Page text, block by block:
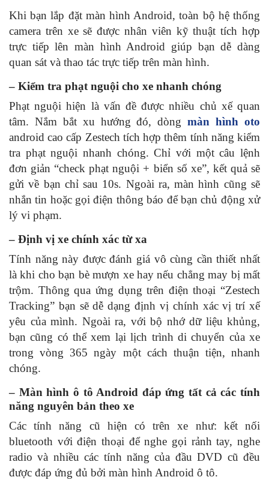
Khi bạn lắp đặt màn hình Android, toàn bộ hệ thống
camera trên xe sẽ được nhân viên kỹ thuật tích hợp
trực tiếp lên màn hình Android giúp bạn dễ dàng
quan sát và thao tác trực tiếp trên màn hình.
– Kiểm tra phạt nguội cho xe nhanh chóng
Phạt nguội hiện là vấn đề được nhiều chủ xế quan
tâm. Nắm bắt xu hướng đó, dòngmàn hình oto
android cao cấp Zestech tích hợp thêm tính năng kiểm
tra phạt nguội nhanh chóng. Chỉ với một câu lệnh
đơn giản “check phạt nguội + biển số xe”, kết quả sẽ
gửi về bạn chỉ sau 10s. Ngoài ra, màn hình cũng sẽ
nhắn tin hoặc gọi điện thông báo để bạn chủ động xử
lý vi phạm.
– Định vị xe chính xác từ xa
Tính năng này được đánh giá vô cùng cần thiết nhất
là khi cho bạn bè mượn xe hay nếu chẳng may bị mất
trộm. Thông qua ứng dụng trên điện thoại “Zestech
Tracking” bạn sẽ dễ dạng định vị chính xác vị trí xế
yêu của mình. Ngoài ra, với bộ nhớ dữ liệu khủng,
bạn cũng có thể xem lại lịch trình di chuyển của xe
trong vòng 365 ngày một cách thuận tiện, nhanh
chóng.
– Màn hình ô tô Android đáp ứng tất cả các tính
năng nguyên bản theo xe
Các tính năng cũ hiện có trên xe như: kết nối
bluetooth với điện thoại để nghe gọi rảnh tay, nghe
radio và nhiều các tính năng của đầu DVD cũ đều
được đáp ứng đủ bởi màn hình Android ô tô.